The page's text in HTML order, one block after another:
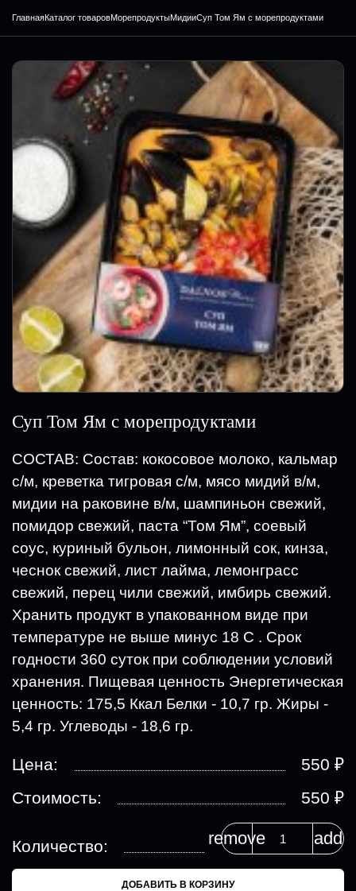
ГлавнаяКаталог товаровМорепродуктыМидииСуп Том Ям с морепродуктами
Суп Том Ям с морепродуктами
СОСТАВ: Состав: кокосовое молоко, кальмар
с/м, креветка тигровая с/м, мясо мидий в/м,
мидии на раковине в/м, шампиньон свежий,
помидор свежий, паста “Том Ям”, соевый
соус, куриный бульон, лимонный сок, кинза,
чеснок свежий, лист лайма, лемонграсс
свежий, перец чили свежий, имбирь свежий.
Хранить продукт в упакованном виде при
температуре не выше минус 18 С . Срок
годности 360 суток при соблюдении условий
хранения. Пищевая ценность Энергетическая
ценность: 175,5 Ккал Белки - 10,7 гр. Жиры -
5,4 гр. Углеводы - 18,6 гр.
Цена: 550 ₽
Стоимость: 550 ₽
Количество: remove add
ДОБАВИТЬ В КОРЗИНУ